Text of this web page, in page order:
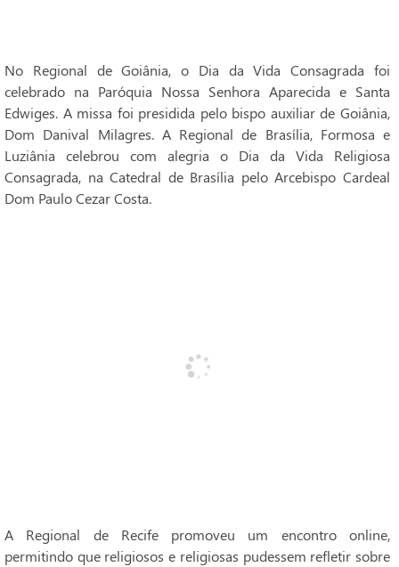
No Regional de Goiânia, o Dia da Vida Consagrada foi
celebrado na Paróquia Nossa Senhora Aparecida e Santa
Edwiges. A missa foi presidida pelo bispo auxiliar de Goiânia,
Dom Danival Milagres. A Regional de Brasília, Formosa e
Luziânia celebrou com alegria o Dia da Vida Religiosa
Consagrada, na Catedral de Brasília pelo Arcebispo Cardeal
Dom Paulo Cezar Costa.
A Regional de Recife promoveu um encontro online,
permitindo que religiosos e religiosas pudessem refletir sobre